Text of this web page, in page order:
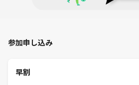
参加申し込み
早割